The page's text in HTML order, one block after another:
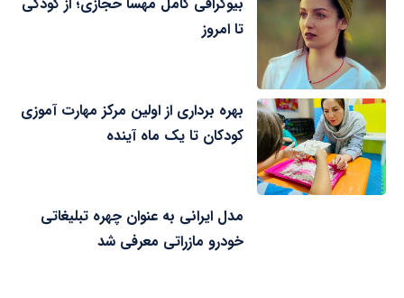
تا امروز
بهره برداری از اولین مرکز مهارت آموزی
کودکان تا یک ماه آینده
مدل ایرانی به عنوان چهره تبلیغاتی
خودرو مازراتی معرفی شد